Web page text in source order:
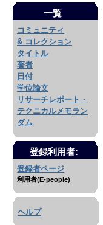
一覧
コミュニティ
& コレクション
タイトル
著者
日付
学位論文
リサーチレポート・
テクニカルメモラン
ダム
登録利用者:
登録者ページ
利用者(E-people)
ヘルプ